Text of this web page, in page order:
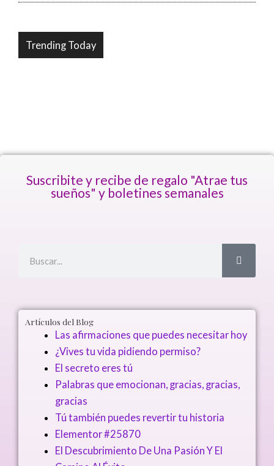
Trending Today
Suscribite y recibe de regalo "Atrae tus
sueños" y boletines semanales
Artículos del Blog
Las afirmaciones que puedes necesitar hoy
¿Vives tu vida pidiendo permiso?
El secreto eres tú
Palabras que emocionan, gracias, gracias,
gracias
Tú también puedes revertir tu historia
Elementor #25870
El Descubrimiento De Una Pasión Y El